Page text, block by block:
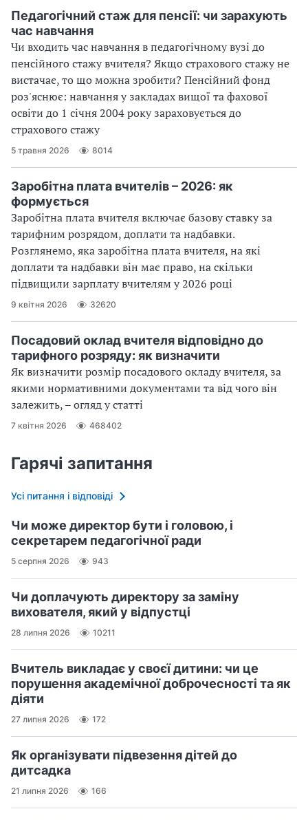
Педагогічний стаж для пенсії: чи зарахують
час навчання
Чи входить час навчання в педагогічному вузі до
пенсійного стажу вчителя? Якщо страхового стажу не
вистачає, то що можна зробити? Пенсійний фонд
роз'яснює: навчання у закладах вищої та фахової
освіти до 1 січня 2004 року зараховується до
страхового стажу
5 травня 2026 8014
Заробітна плата вчителів – 2026: як
формується
Заробітна плата вчителя включає базову ставку за
тарифним розрядом, доплати та надбавки.
Розглянемо, яка заробітна плата вчителя, на які
доплати та надбавки він має право, на скільки
підвищили зарплату вчителям у 2026 році
9 квітня 2026 32620
Посадовий оклад вчителя відповідно до
тарифного розряду: як визначити
Як визначити розмір посадового окладу вчителя, за
якими нормативними документами та від чого він
залежить, – огляд у статті
7 квітня 2026 468402
Гарячі запитання
Усі питання і відповіді
Чи може директор бути і головою, і
секретарем педагогічної ради
5 серпня 2026 943
Чи доплачують директору за заміну
вихователя, який у відпустці
28 липня 2026 10211
Вчитель викладає у своєї дитини: чи це
порушення академічної доброчесності та як
діяти
27 липня 2026 172
Як організувати підвезення дітей до
дитсадка
21 липня 2026 166